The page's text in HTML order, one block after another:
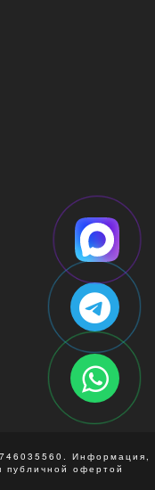
Информация,
публичной офертой